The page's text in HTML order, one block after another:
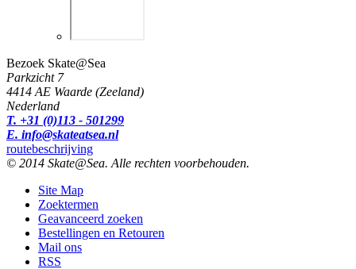
Bezoek Skate@Sea
Parkzicht 7
4414 AE Waarde (Zeeland)
Nederland
T. +31 (0)113 - 501299
E. info@skateatsea.nl
routebeschrijving
© 2014 Skate@Sea. Alle rechten voorbehouden.
Site Map
Zoektermen
Geavanceerd zoeken
Bestellingen en Retouren
Mail ons
RSS